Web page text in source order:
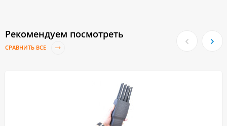
Рекомендуем посмотреть
СРАВНИТЬ ВСЕ